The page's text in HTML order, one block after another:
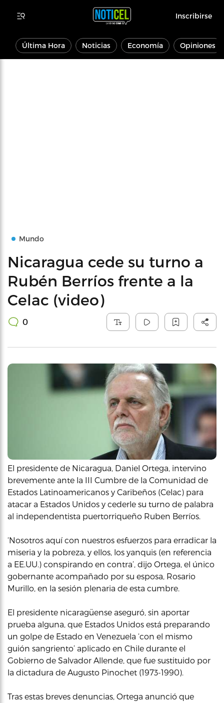
Inscribirse
Última Hora Noticias Economía Opiniones
Mundo
Nicaragua cede su turno a
Rubén Berríos frente a la
Celac (video)
0
El presidente de Nicaragua, Daniel Ortega, intervino
brevemente ante la III Cumbre de la Comunidad de
Estados Latinoamericanos y Caribeños (Celac) para
atacar a Estados Unidos y cederle su turno de palabra
al independentista puertorriqueño Ruben Berríos.
‘Nosotros aquí con nuestros esfuerzos para erradicar la
miseria y la pobreza, y ellos, los yanquis (en referencia
a EE.UU.) conspirando en contra’, dijo Ortega, el único
gobernante acompañado por su esposa, Rosario
Murillo, en la sesión plenaria de esta cumbre.
El presidente nicaragüense aseguró, sin aportar
prueba alguna, que Estados Unidos está preparando
un golpe de Estado en Venezuela ‘con el mismo
guión sangriento’ aplicado en Chile durante el
Gobierno de Salvador Allende, que fue sustituido por
la dictadura de Augusto Pinochet (1973-1990).
Tras estas breves denuncias, Ortega anunció que